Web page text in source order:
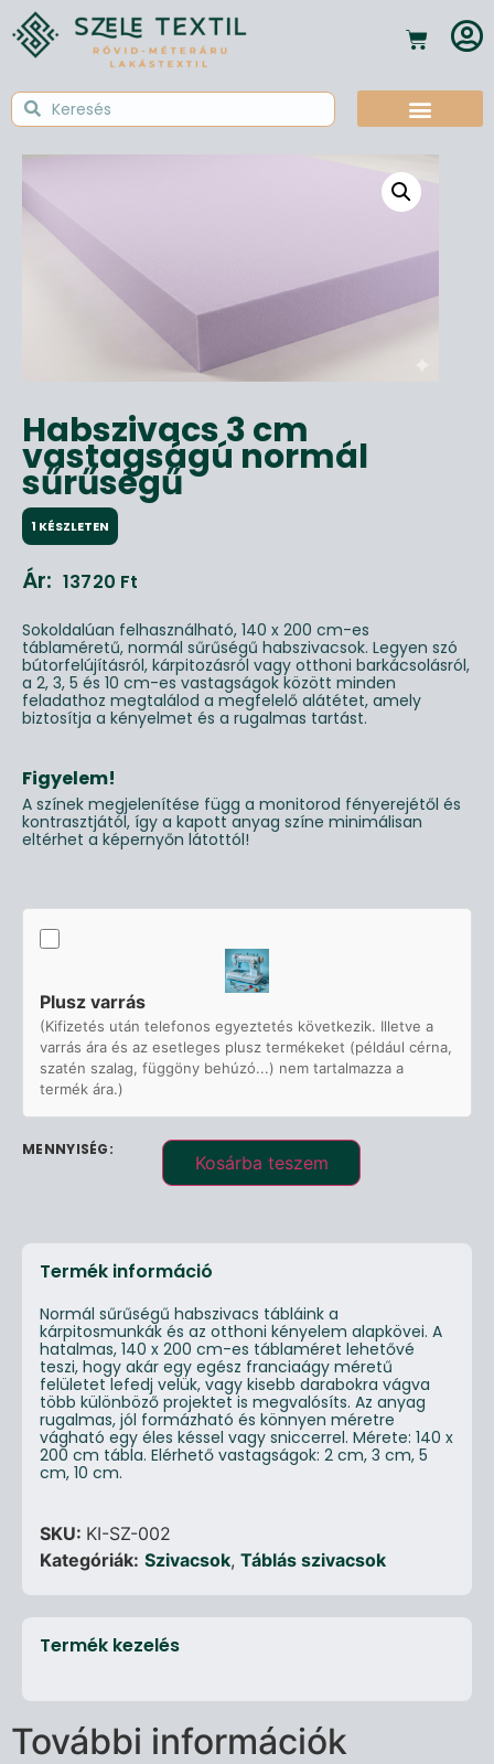
Habszivacs 3 cm
vastagságú normál
sűrűségű
1 KÉSZLETEN
Ár: 13720 Ft
Sokoldalúan felhasználható, 140 x 200 cm-es
táblaméretű, normál sűrűségű habszivacsok. Legyen szó
bútorfelújításról, kárpitozásról vagy otthoni barkácsolásról,
a 2, 3, 5 és 10 cm-es vastagságok között minden
feladathoz megtalálod a megfelelő alátétet, amely
biztosítja a kényelmet és a rugalmas tartást.
Figyelem!
A színek megjelenítése függ a monitorod fényerejétől és
kontrasztjától, így a kapott anyag színe minimálisan
eltérhet a képernyőn látottól!
Plusz varrás
(Kifizetés után telefonos egyeztetés következik. Illetve a
varrás ára és az esetleges plusz termékeket (például cérna,
szatén szalag, függöny behúzó...) nem tartalmazza a
termék ára.)
Kosárba teszem
Termék információ
Normál sűrűségű habszivacs tábláink a
kárpitosmunkák és az otthoni kényelem alapkövei. A
hatalmas, 140 x 200 cm-es táblaméret lehetővé
teszi, hogy akár egy egész franciaágy méretű
felületet lefedj velük, vagy kisebb darabokra vágva
több különböző projektet is megvalósíts. Az anyag
rugalmas, jól formázható és könnyen méretre
vágható egy éles késsel vagy sniccerrel. Mérete: 140 x
200 cm tábla. Elérhető vastagságok: 2 cm, 3 cm, 5
cm, 10 cm.
SKU: KI-SZ-002
Kategóriák: Szivacsok, Táblás szivacsok
Termék kezelés
További információk